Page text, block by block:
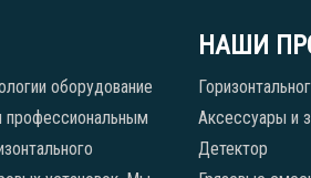
оборудование
профессиональным
НАШИ
Аксессуары и
Детектор